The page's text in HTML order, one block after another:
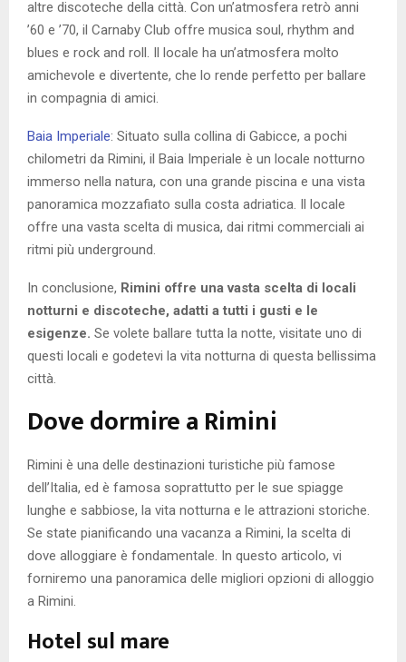
altre discoteche della città. Con un’atmosfera retrò anni
’60 e ’70, il Carnaby Club offre musica soul, rhythm and
blues e rock and roll. Il locale ha un’atmosfera molto
amichevole e divertente, che lo rende perfetto per ballare
in compagnia di amici.
Baia Imperiale: Situato sulla collina di Gabicce, a pochi
chilometri da Rimini, il Baia Imperiale è un locale notturno
immerso nella natura, con una grande piscina e una vista
panoramica mozzafiato sulla costa adriatica. Il locale
offre una vasta scelta di musica, dai ritmi commerciali ai
ritmi più underground.
In conclusione, Rimini offre una vasta scelta di locali
notturni e discoteche, adatti a tutti i gusti e le
esigenze. Se volete ballare tutta la notte, visitate uno di
questi locali e godetevi la vita notturna di questa bellissima
città.
Dove dormire a Rimini
Rimini è una delle destinazioni turistiche più famose
dell’Italia, ed è famosa soprattutto per le sue spiagge
lunghe e sabbiose, la vita notturna e le attrazioni storiche.
Se state pianificando una vacanza a Rimini, la scelta di
dove alloggiare è fondamentale. In questo articolo, vi
forniremo una panoramica delle migliori opzioni di alloggio
a Rimini.
Hotel sul mare